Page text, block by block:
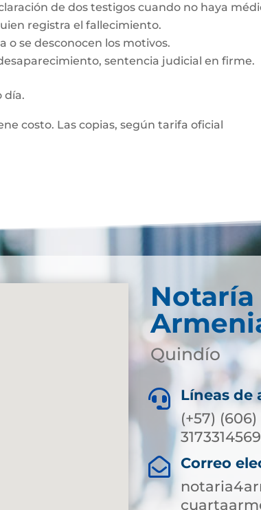
de dos testigos cuando no haya
registra el fallecimiento.
o se desconocen los motivos.
sentencia judicial en firme.
día.
costo. Las copias, según tarifa oficial
Quindío

Líneas de
(+57)
3173314569

Correo